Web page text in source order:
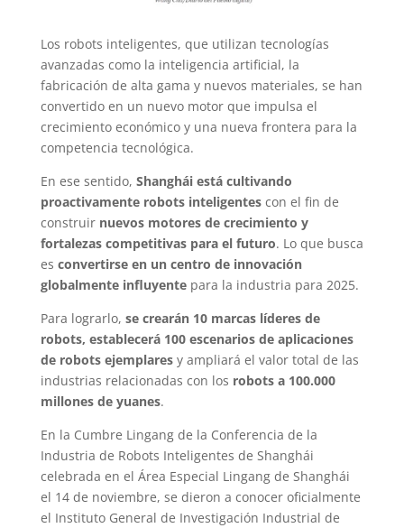
Los robots inteligentes, que utilizan tecnologías
avanzadas como la inteligencia artificial, la
fabricación de alta gama y nuevos materiales, se han
convertido en un nuevo motor que impulsa el
crecimiento económico y una nueva frontera para la
competencia tecnológica.
En ese sentido, Shanghái está cultivando
proactivamente robots inteligentescon el fin de
construir nuevos motores de crecimiento y
fortalezas competitivas para el futuro. Lo que busca
es convertirse en un centro de innovación
globalmente influyentepara la industria para 2025.
Para lograrlo, se crearán 10 marcas líderes de
robots, establecerá 100 escenarios de aplicaciones
de robots ejemplares y ampliará el valor total de las
industrias relacionadas con los robots a 100.000
millones de yuanes.
En la Cumbre Lingang de la Conferencia de la
Industria de Robots Inteligentes de Shanghái
celebrada en el Área Especial Lingang de Shanghái
el 14 de noviembre, se dieron a conocer oficialmente
el Instituto General de Investigación Industrial de